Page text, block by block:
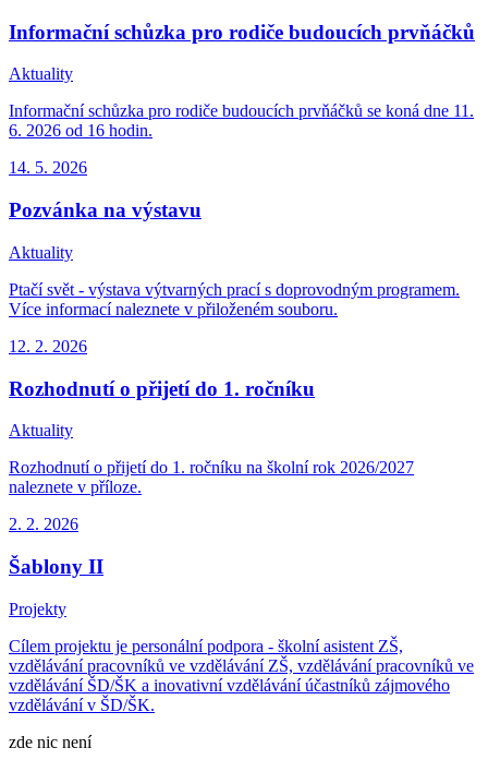
Informační schůzka pro rodiče budoucích prvňáčků
Aktuality
Informační schůzka pro rodiče budoucích prvňáčků se koná dne 11.
6. 2026 od 16 hodin.
14. 5. 2026
Pozvánka na výstavu
Aktuality
Ptačí svět - výstava výtvarných prací s doprovodným programem.
Více informací naleznete v přiloženém souboru.
12. 2. 2026
Rozhodnutí o přijetí do 1. ročníku
Aktuality
Rozhodnutí o přijetí do 1. ročníku na školní rok 2026/2027
naleznete v příloze.
2. 2. 2026
Šablony II
Projekty
Cílem projektu je personální podpora - školní asistent ZŠ,
vzdělávání pracovníků ve vzdělávání ZŠ, vzdělávání pracovníků ve
vzdělávání ŠD/ŠK a inovativní vzdělávání účastníků zájmového
vzdělávání v ŠD/ŠK.
zde nic není